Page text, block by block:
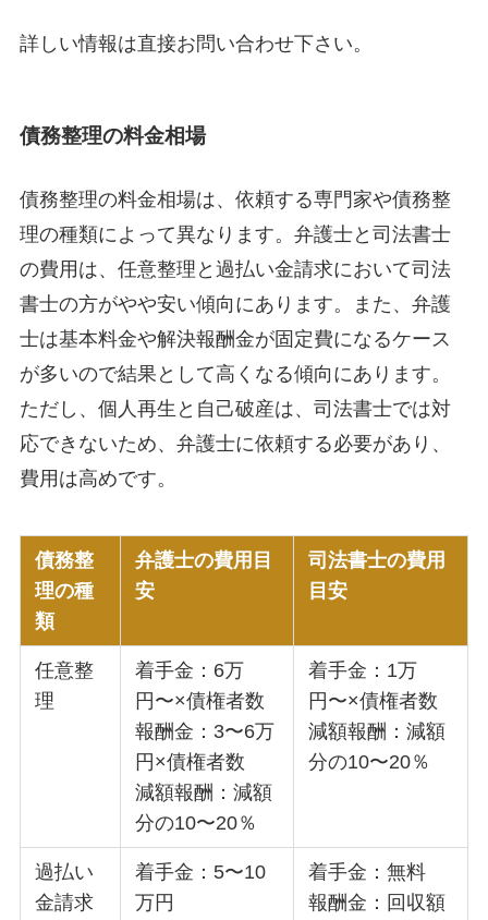
詳しい情報は直接お問い合わせ下さい。
債務整理の料金相場
債務整理の料金相場は、依頼する専門家や債務整
理の種類によって異なります。弁護士と司法書士
の費用は、任意整理と過払い金請求において司法
書士の方がやや安い傾向にあります。また、弁護
士は基本料金や解決報酬金が固定費になるケース
が多いので結果として高くなる傾向にあります。
ただし、個人再生と自己破産は、司法書士では対
応できないため、弁護士に依頼する必要があり、
費用は高めです。
債務整
理の種
類
弁護士の費用目
安
司法書士の費用
目安
任意整
理
着手金：6万
円〜×債権者数
報酬金：3〜6万
円×債権者数
減額報酬：減額
分の10〜20％
着手金：1万
円〜×債権者数
減額報酬：減額
分の10〜20％
過払い
金請求
着手金：5〜10
万円
着手金：無料
報酬金：回収額